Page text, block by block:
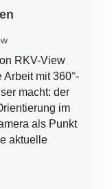
RKV-View
mit 360°-
macht: der
im
als Punkt
aktuelle